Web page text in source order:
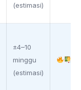
(estimasi)
±4–10
minggu
(estimasi)